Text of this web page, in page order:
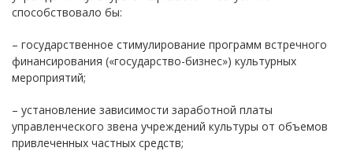
способствовало бы:
– государственное стимулирование программ встречного
финансирования («государство-бизнес») культурных
мероприятий;
– установление зависимости заработной платы
управленческого звена учреждений культуры от объемов
привлеченных частных средств;